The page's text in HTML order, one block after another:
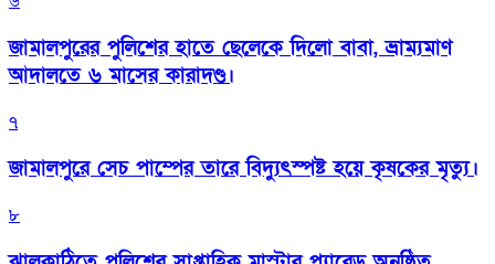
জামালপুরের পুলিশের হাতে ছেলেকে দিলো বাবা, ভ্রাম্যমাণ
আদালতে ৬ মাসের কারাদণ্ড।
৭
জামালপুরে সেচ পাম্পের তারে বিদ্যুৎস্পষ্ট হয়ে কৃষকের মৃত্যু।
৮